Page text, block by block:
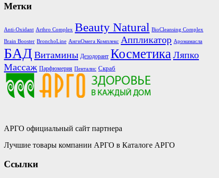
Метки
Anti-Oxidant Arthro Complex Beauty Natural BioCleansing Complex
Brain Booster BronchoLine АнгиОмега Комплекс Аппликатор Аромамасла
БАД Витамины Дезодорант КосметикаЛяпко
Массаж Парфюмерия Пенталис Скраб
АРГО официальный сайт партнера
Лучшие товары компании АРГО в Каталоге АРГО
Ссылки